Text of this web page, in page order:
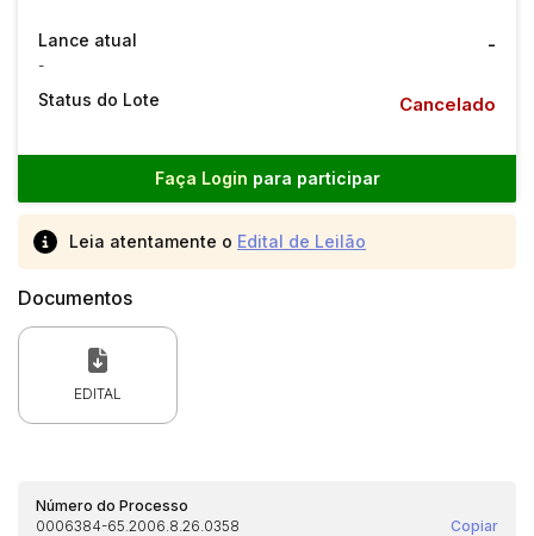
Lance atual
-
-
Status do Lote Cancelado
Faça Login para participar
Leia atentamente o Edital de Leilão
Documentos
EDITAL
Número do Processo
0006384-65.2006.8.26.0358
Copiar